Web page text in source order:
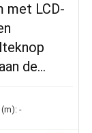
met LCD-
de…
-